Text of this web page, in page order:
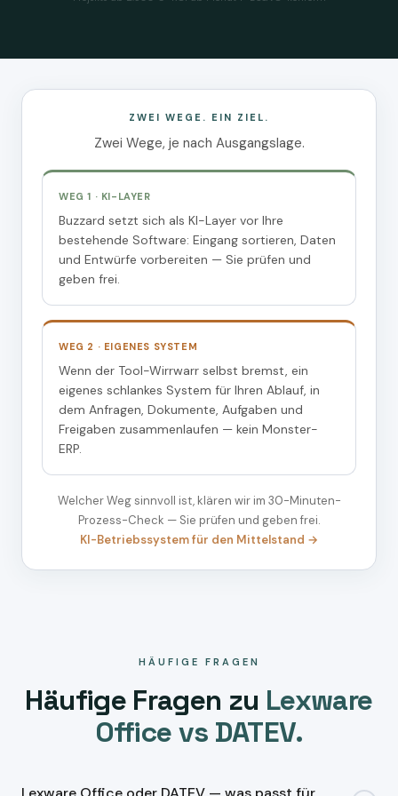
ZWEI WEGE. EIN ZIEL.
Zwei Wege, je nach Ausgangslage.
WEG 1 · KI-LAYER
Buzzard setzt sich als KI-Layer vor Ihre
bestehende Software: Eingang sortieren, Daten
und Entwürfe vorbereiten — Sie prüfen und
geben frei.
WEG 2 · EIGENES SYSTEM
Wenn der Tool-Wirrwarr selbst bremst, ein
eigenes schlankes System für Ihren Ablauf, in
dem Anfragen, Dokumente, Aufgaben und
Freigaben zusammenlaufen — kein Monster-
ERP.
Welcher Weg sinnvoll ist, klären wir im 30-Minuten-
Prozess-Check — Sie prüfen und geben frei.
KI-Betriebssystem für den Mittelstand →
HÄUFIGE FRAGEN
Häufige Fragen zu Lexware
Office vs DATEV.